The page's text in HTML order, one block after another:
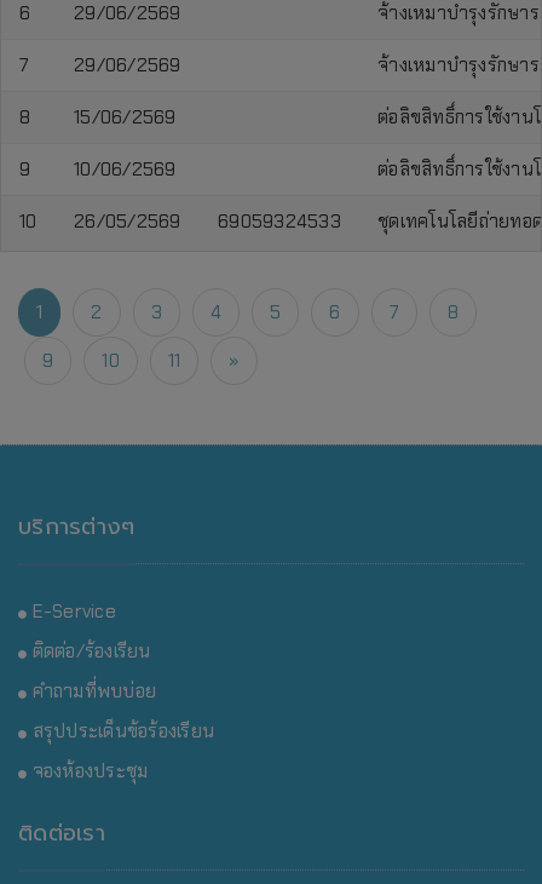
6 29/06/2569 จ้างเหมาบำรุงรักษ
7 29/06/2569 จ้างเหมาบำรุงรักษา
8 15/06/2569 ต่อลิขสิทธิ์การใช้งา
9 10/06/2569 ต่อลิขสิทธิ์การใช้งา
10 26/05/2569 69059324533 ชุดเทคโนโลยีถ่ายทอ
1 2 3 4 5 6 7
8
9
10 11 »
บริการต่างๆ
E-Service
ติดต่อ/ร้องเรียน
คำถามที่พบบ่อย
สรุปประเด็นข้อร้องเรียน
จองห้องประชุม
ติดต่อเรา